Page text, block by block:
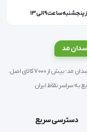
سدان مد
خرید تجهیزات پزشکی عمده و جزئی با بهترین قیمت از سدان مد؛ بیش از 7000 کالای اصل،
به سراسر نقاط ایران
دسترسی سریع